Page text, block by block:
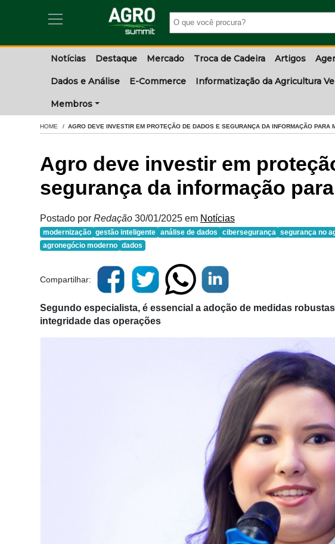
Notícias Destaque Mercado Troca de Cadeira Artigos
Dados e Análise E-Commerce Informatização da Agricultura
Membros
HOME AGRO DEVE INVESTIR EM PROTEÇÃO DE DADOS E SEGURANÇA DA INFORMAÇÃO PARA
Agro deve investir em
segurança da informação
Postado por Redação 30/01/2025 em Notícias
modernização gestão inteligente análise de dados cibersegurança segurança no
agronegócio moderno dados
Compartilhar:
Segundo especialista, é essencial a adoção de medidas
integridade das operações